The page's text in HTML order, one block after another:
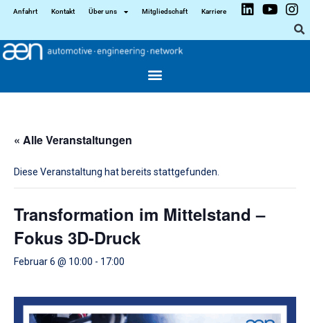
Anfahrt Kontakt Über uns Mitgliedschaft Karriere
« Alle Veranstaltungen
Diese Veranstaltung hat bereits stattgefunden.
Transformation im Mittelstand –
Fokus 3D-Druck
Februar 6 @ 10:00 - 17:00